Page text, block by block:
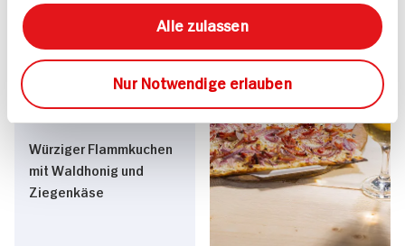
Alle zulassen
Nur Notwendige erlauben
Würziger Flammkuchen
mit Waldhonig und
Ziegenkäse